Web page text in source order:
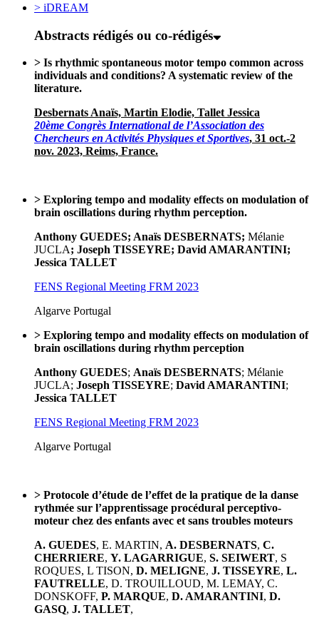
> iDREAM
Abstracts rédigés ou co-rédigés
> Is rhythmic spontaneous motor tempo common across
individuals and conditions? A systematic review of the
literature.
Desbernats Anaïs, Martin Elodie, Tallet Jessica
20ème Congrès International de l’Association des
Chercheurs en Activités Physiques et Sportives, 31 oct.-2
nov. 2023, Reims, France.
> Exploring tempo and modality effects on modulation of
brain oscillations during rhythm perception.
Anthony GUEDES; Anaïs DESBERNATS; Mélanie
JUCLA; Joseph TISSEYRE; David AMARANTINI;
Jessica TALLET
FENS Regional Meeting FRM 2023
Algarve Portugal
> Exploring tempo and modality effects on modulation of
brain oscillations during rhythm perception
Anthony GUEDES; Anaïs DESBERNATS; Mélanie
JUCLA; Joseph TISSEYRE; David AMARANTINI;
Jessica TALLET
FENS Regional Meeting FRM 2023
Algarve Portugal
> Protocole d’étude de l’effet de la pratique de la danse
rythmée sur l’apprentissage procédural perceptivo-
moteur chez des enfants avec et sans troubles moteurs
A. GUEDES, E. MARTIN, A. DESBERNATS, C.
CHERRIERE, Y. LAGARRIGUE, S. SEIWERT, S
ROQUES, L TISON, D. MELIGNE, J. TISSEYRE, L.
FAUTRELLE, D. TROUILLOUD, M. LEMAY, C.
DONSKOFF, P. MARQUE, D. AMARANTINI, D.
GASQ, J. TALLET,